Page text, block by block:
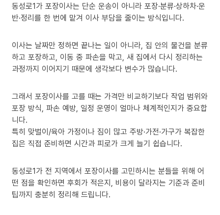
동성로1가 포장이사는 단순 운송이 아니라 포장·분류·상하차·운
반·정리를 한 번에 맡겨 이사 부담을 줄이는 방식입니다.
이사는 날짜만 정하면 끝나는 일이 아니라, 집 안의 물건을 분류
하고 포장하고, 이동 중 파손을 막고, 새 집에서 다시 정리하는
과정까지 이어지기 때문에 생각보다 변수가 많습니다.
그래서 포장이사를 고를 때는 가격만 비교하기보다 작업 범위와
포장 방식, 파손 예방, 일정 운영이 얼마나 체계적인지가 중요합
니다.
특히 맞벌이/육아 가정이나 짐이 많고 주방·가전·가구가 복잡한
집은 직접 준비하면 시간과 피로가 크게 늘기 쉽습니다.
동성로1가 전 지역에서 포장이사를 고민하시는 분들을 위해 어
떤 점을 확인하면 후회가 적은지, 비용이 달라지는 기준과 준비
팁까지 충분히 정리해 드립니다.